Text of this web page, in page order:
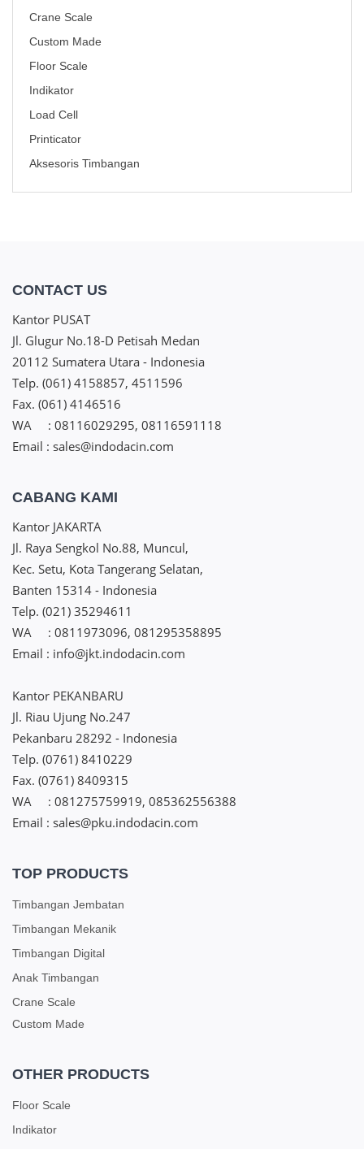
Crane Scale
Custom Made
Floor Scale
Indikator
Load Cell
Printicator
Aksesoris Timbangan
CONTACT US
Kantor PUSAT
Jl. Glugur No.18-D Petisah Medan
20112 Sumatera Utara - Indonesia
Telp. (061) 4158857, 4511596
Fax. (061) 4146516
WA : 08116029295, 08116591118
Email : sales@indodacin.com
CABANG KAMI
Kantor JAKARTA
Jl. Raya Sengkol No.88, Muncul,
Kec. Setu, Kota Tangerang Selatan,
Banten 15314 - Indonesia
Telp. (021) 35294611
WA : 0811973096, 081295358895
Email : info@jkt.indodacin.com
Kantor PEKANBARU
Jl. Riau Ujung No.247
Pekanbaru 28292 - Indonesia
Telp. (0761) 8410229
Fax. (0761) 8409315
WA : 081275759919, 085362556388
Email : sales@pku.indodacin.com
TOP PRODUCTS
Timbangan Jembatan
Timbangan Mekanik
Timbangan Digital
Anak Timbangan
Crane Scale
Custom Made
OTHER PRODUCTS
Floor Scale
Indikator